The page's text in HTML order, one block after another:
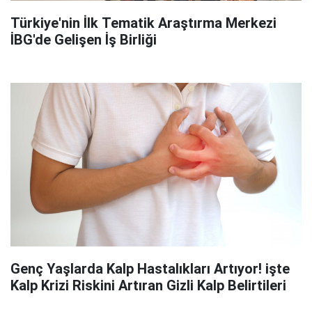
Türkiye'nin İlk Tematik Araştırma Merkezi
İBG'de Gelişen İş Birliği
Genç Yaşlarda Kalp Hastalıkları Artıyor! işte
Kalp Krizi Riskini Artıran Gizli Kalp Belirtileri